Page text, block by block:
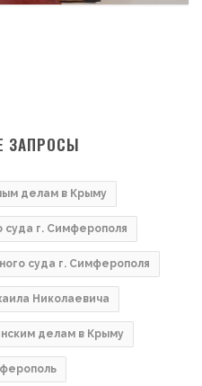
ЗАПРОСЫ
делам в Крыму
суда г. Симферополя
суда г. Симферополя
Николаевича
делам в Крыму